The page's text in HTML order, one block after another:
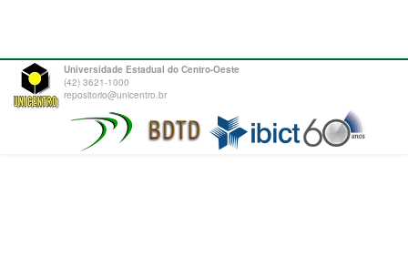
Universidade Estadual do Centro-Oeste
(42) 3621-1000
repositorio@unicentro.br